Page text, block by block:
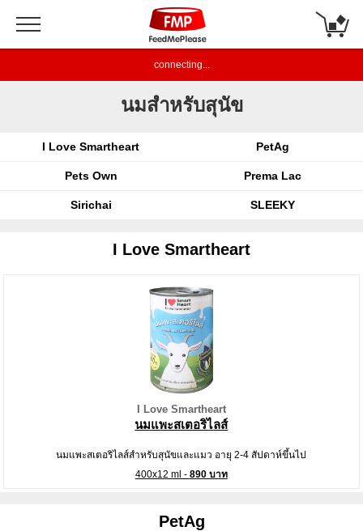
connecting...
นมสำหรับสุนัข
I Love Smartheart PetAg
Pets Own Prema Lac
Sirichai SLEEKY
I Love Smartheart
I Love Smartheart
นมแพะสเตอริไลส์
นมแพะสเตอริไลส์สำหรับสุนัขและแมว อายุ 2-4 สัปดาห์ขึ้นไป
400x12 ml - 890 บาท
PetAg